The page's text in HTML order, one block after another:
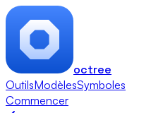
octree
OutilsModèlesSymboles
Commencer